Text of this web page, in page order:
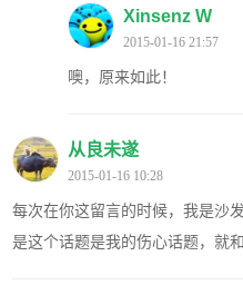
Xinsenz W
2015-01-16 21:57
噢，原来如此！
从良未遂
2015-01-16 10:28
每次在你这留言的时候，我是沙
是这个话题是我的伤心话题，就